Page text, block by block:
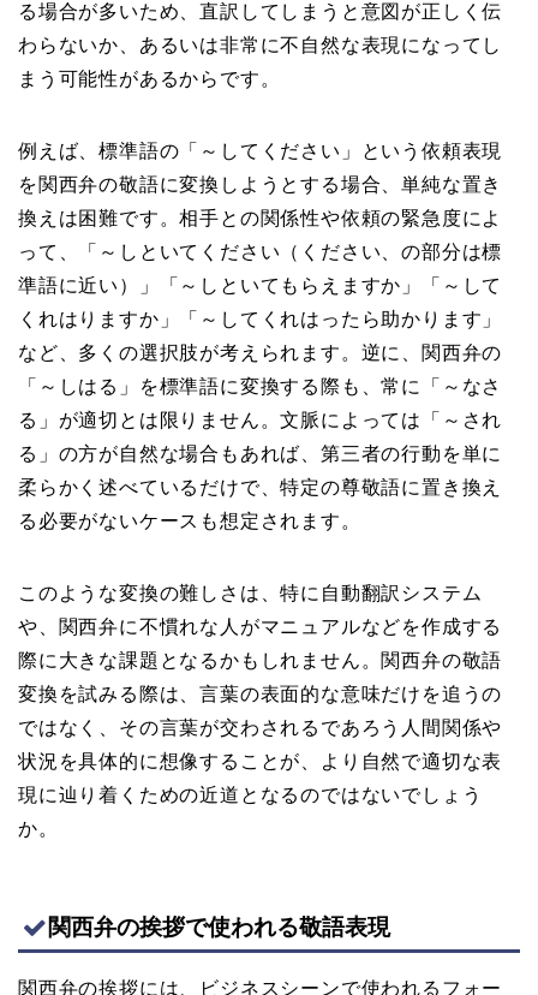
る場合が多いため、直訳してしまうと意図が正しく伝
わらないか、あるいは非常に不自然な表現になってし
まう可能性があるからです。
例えば、標準語の「～してください」という依頼表現
を関西弁の敬語に変換しようとする場合、単純な置き
換えは困難です。相手との関係性や依頼の緊急度によ
って、「～しといてください（ください、の部分は標
準語に近い）」「～しといてもらえますか」「～して
くれはりますか」「～してくれはったら助かります」
など、多くの選択肢が考えられます。逆に、関西弁の
「～しはる」を標準語に変換する際も、常に「～なさ
る」が適切とは限りません。文脈によっては「～され
る」の方が自然な場合もあれば、第三者の行動を単に
柔らかく述べているだけで、特定の尊敬語に置き換え
る必要がないケースも想定されます。
このような変換の難しさは、特に自動翻訳システム
や、関西弁に不慣れな人がマニュアルなどを作成する
際に大きな課題となるかもしれません。関西弁の敬語
変換を試みる際は、言葉の表面的な意味だけを追うの
ではなく、その言葉が交わされるであろう人間関係や
状況を具体的に想像することが、より自然で適切な表
現に辿り着くための近道となるのではないでしょう
か。
関西弁の挨拶で使われる敬語表現
関西弁の挨拶には、ビジネスシーンで使われるフォー